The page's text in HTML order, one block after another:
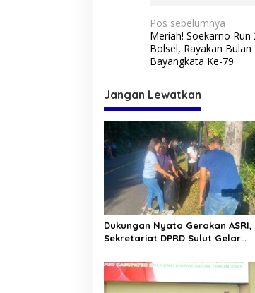
N
a
v
i
g
a
s
i
p
o
s
Pos sebelumnya
Meriah! Soekarno Run
Bolsel, Rayakan
Bayangkata Ke-79
Jangan Lewatkan
Dukungan Nyata Gerakan ASRI,
Sekretariat DPRD Sulut Gelar
Tomohon